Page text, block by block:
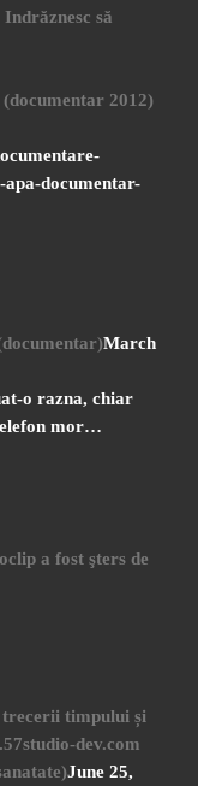
să
2012)
apa-documentar-
March
o razna, chiar
mor…
a fost şters de
timpului și
dev.com
June 25,